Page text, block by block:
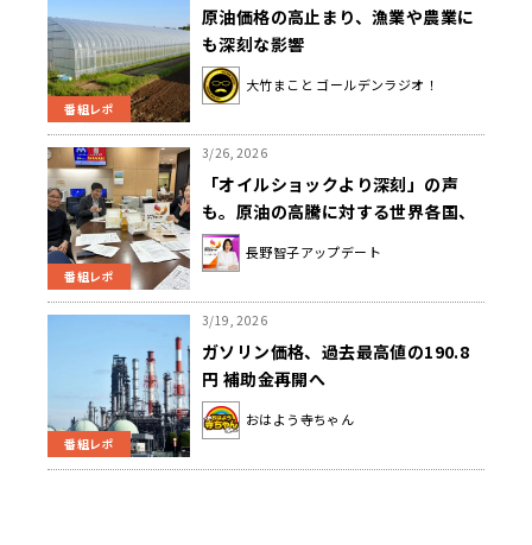
番組レポ
原油価格の高止まり、漁業や農業に
も深刻な影響
大竹まこと ゴールデンラジオ！
番組レポ
3/26, 2026
「オイルショックより深刻」の声
も。原油の高騰に対する世界各国、
日本の現状
長野智子アップデート
番組レポ
3/19, 2026
ガソリン価格、過去最高値の190.8
円 補助金再開へ
おはよう寺ちゃん